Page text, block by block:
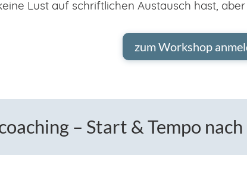
Lust auf schriftlichen Austausch hast,
zum Workshop
– Start & Tempo